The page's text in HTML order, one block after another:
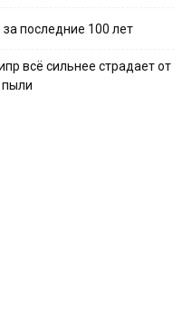
последние 100 лет
всё сильнее страдает от
пыли